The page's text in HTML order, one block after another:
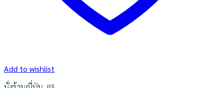
Add to wishlist